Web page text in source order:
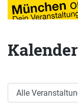
Kalender